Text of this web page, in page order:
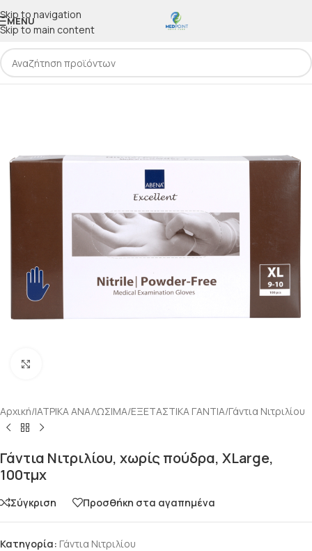
Skip to navigation
Skip to main content
MENU
Αρχική/ΙΑΤΡΙΚΑ ΑΝΑΛΩΣΙΜΑ/ΕΞΕΤΑΣΤΙΚΑ ΓΑΝΤΙΑ/Γάντια Νιτριλίου
Γάντια Νιτριλίου, χωρίς πούδρα, XLarge,
100τμχ
Σύγκριση Προσθήκη στα αγαπημένα
Κατηγορία: Γάντια Νιτριλίου